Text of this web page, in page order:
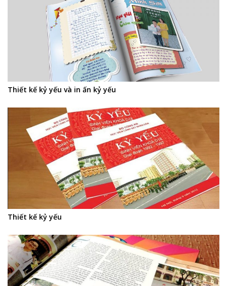
Thiết kế kỷ yếu và in ấn kỷ yếu
Thiết kế kỷ yếu